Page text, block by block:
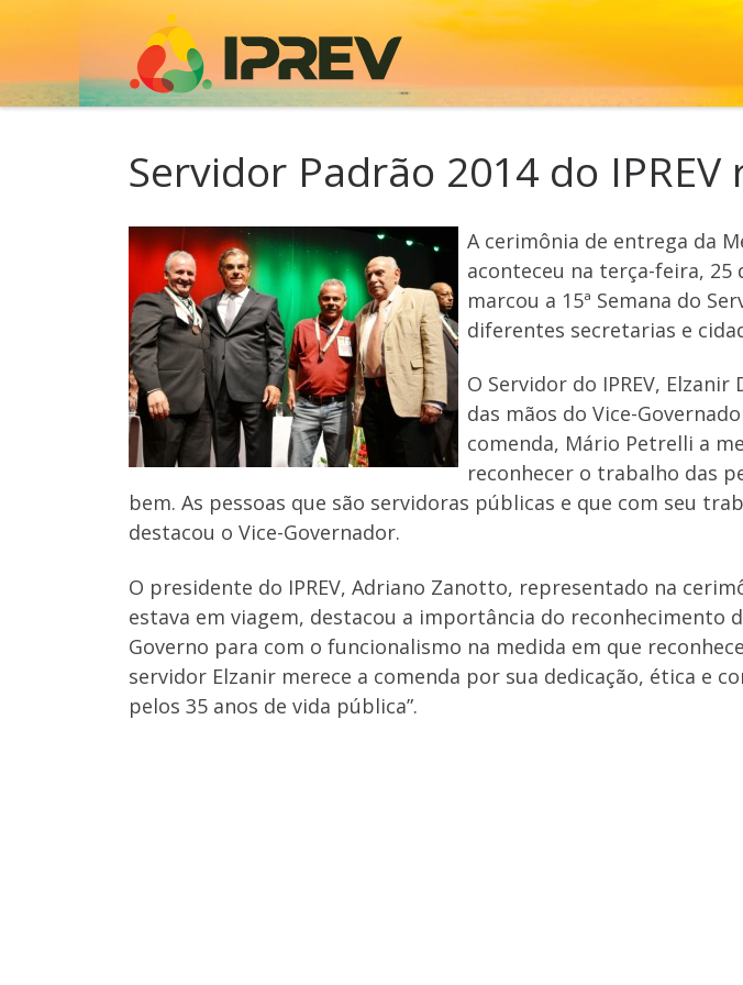
Skip to content
Servidor Padrão 2014 do
A cerimônia de entrega da
aconteceu na terça-feira, 25
marcou a 15ª Semana do
diferentes secretarias e
O Servidor do IPREV,
das mãos do Vice-
comenda, Mário Petrelli a
reconhecer o trabalho das
bem. As pessoas que são servidoras públicas e que com seu
destacou o Vice-Governador.
O presidente do IPREV, Adriano Zanotto, representado na
estava em viagem, destacou a importância do reconhecimento
Governo para com o funcionalismo na medida em que
servidor Elzanir merece a comenda por sua dedicação, ética e
pelos 35 anos de vida pública”.